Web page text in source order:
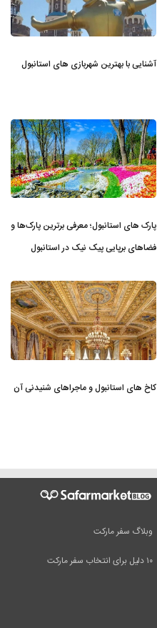
آشنایی با بهترین شهربازی های استانبول
پارک های استانبول؛ معرفی برترین پارک‌ها و
فضاهای برپایی پیک نیک در استانبول
کاخ های استانبول و ماجراهای شنیدنی آن
وبلاگ سفر مارکت
۱۰ دلیل برای انتخاب سفر مارکت